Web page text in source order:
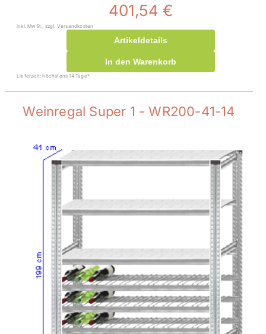
401,54 €
inkl. MwSt., zzgl. Versandkosten
Artikeldetails
In den Warenkorb
Lieferzeit: höchstens 14 Tage*
Weinregal Super 1 - WR200-41-14